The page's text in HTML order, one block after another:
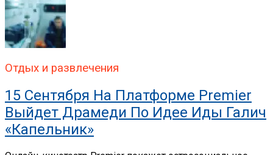
Отдых и развлечения
15 Сентября На Платформе Premier
Выйдет Драмеди По Идее Иды Галич
«Капельник»